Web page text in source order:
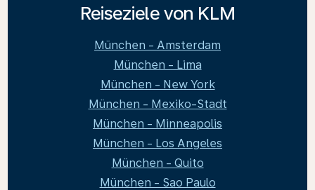
Reiseziele von KLM
München - Amsterdam
München - Lima
München - New York
München - Mexiko-Stadt
München - Minneapolis
München - Los Angeles
München - Quito
München - Sao Paulo